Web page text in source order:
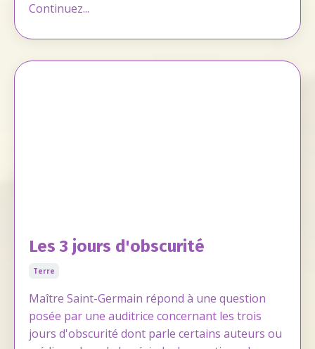
Continuez...
Les 3 jours d'obscurité
Terre
Maître Saint-Germain répond à une question
posée par une auditrice concernant les trois
jours d'obscurité dont parle certains auteurs ou